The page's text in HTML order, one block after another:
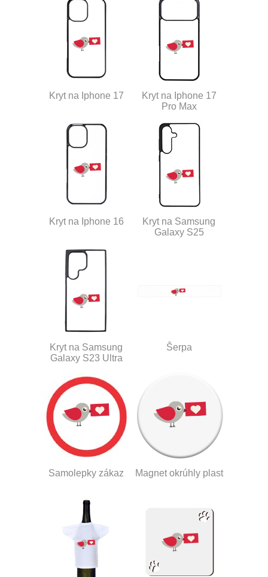
Kryt na Iphone 17
Kryt na Iphone 17
Pro Max
Kryt na Iphone 16
Kryt na Samsung
Galaxy S25
Kryt na Samsung
Galaxy S23 Ultra
Šerpa
Samolepky zákaz Magnet okrúhly plast